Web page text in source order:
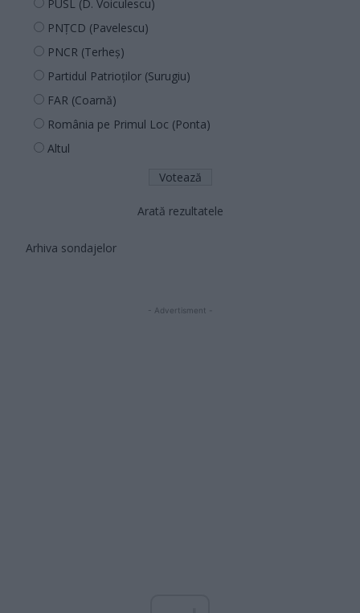
PUSL (D. Voiculescu)
PNȚCD (Pavelescu)
PNCR (Terheș)
Partidul Patrioților (Surugiu)
FAR (Coarnă)
România pe Primul Loc (Ponta)
Altul
Arată rezultatele
Arhiva sondajelor
- Advertisment -